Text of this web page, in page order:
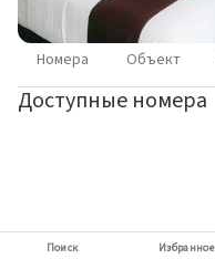
Номера Объект
Доступные номера
Поиск Избранное